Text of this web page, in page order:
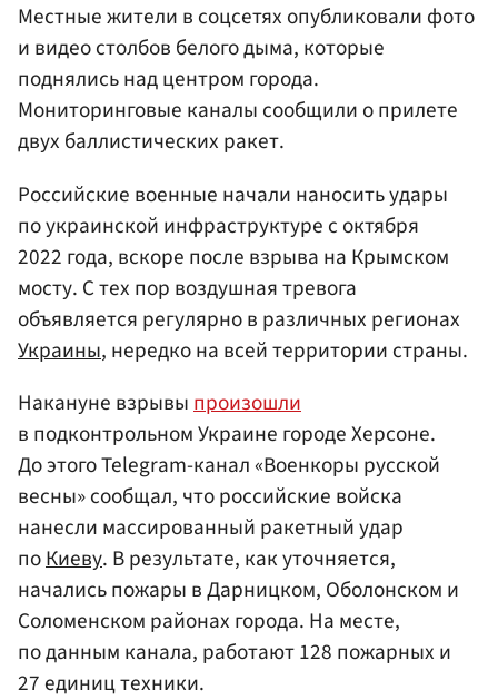
Местные жители в соцсетях опубликовали фото
и видео столбов белого дыма, которые
поднялись над центром города.
Мониторинговые каналы сообщили о прилете
двух баллистических ракет.
Российские военные начали наносить удары
по украинской инфраструктуре с октября
2022 года, вскоре после взрыва на Крымском
мосту. С тех пор воздушная тревога
объявляется регулярно в различных регионах
Украины, нередко на всей территории страны.
Накануне взрывыпроизошли
в подконтрольном Украине городе Херсоне.
До этого Telegram-канал «Военкоры русской
весны» сообщал, что российские войска
нанесли массированный ракетный удар
поКиеву. В результате, как уточняется,
начались пожары в Дарницком, Оболонском и
Соломенском районах города. На месте,
по данным канала, работают 128 пожарных и
27 единиц техники.